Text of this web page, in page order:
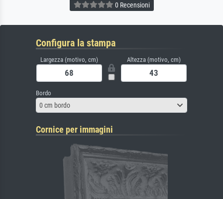
0 Recensioni
Configura la stampa
Largezza (motivo, cm) Altezza (motivo, cm)
Bordo
0 cm bordo
Cornice per immagini